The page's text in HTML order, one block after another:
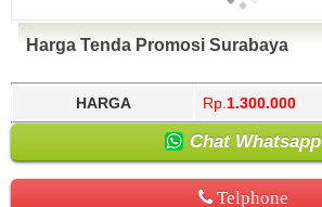
Harga Tenda Promosi Surabaya
HARGA Rp. 1.300.000
Chat Whatsapp
Telphone